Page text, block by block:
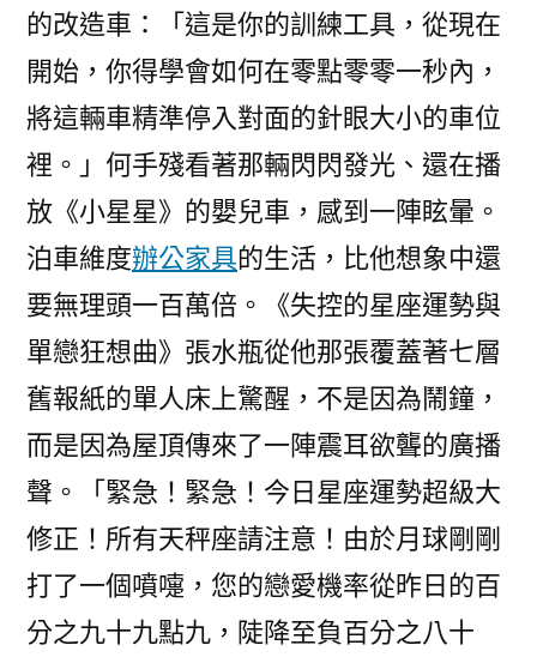
的改造車：「這是你的訓練工具，從現在
開始，你得學會如何在零點零零一秒內，
將這輛車精準停入對面的針眼大小的車位
裡。」何手殘看著那輛閃閃發光、還在播
放《小星星》的嬰兒車，感到一陣眩暈。
泊車維度辦公家具的生活，比他想象中還
要無理頭一百萬倍。《失控的星座運勢與
單戀狂想曲》張水瓶從他那張覆蓋著七層
舊報紙的單人床上驚醒，不是因為鬧鐘，
而是因為屋頂傳來了一陣震耳欲聾的廣播
聲。「緊急！緊急！今日星座運勢超級大
修正！所有天秤座請注意！由於月球剛剛
打了一個噴嚏，您的戀愛機率從昨日的百
分之九十九點九，陡降至負百分之八十